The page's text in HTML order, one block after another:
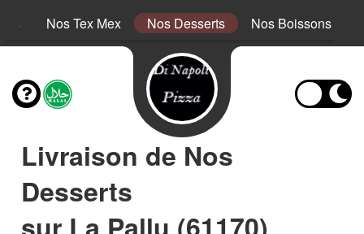
Nos Tex Mex Nos Desserts Nos Boissons
Livraison de Nos
Desserts